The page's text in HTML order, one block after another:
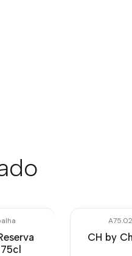
CH by